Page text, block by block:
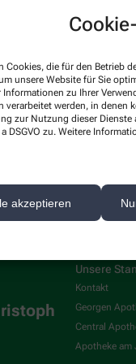
Cookies, die für den Betrieb
unsere Website für Sie
Informationen zu Ihrer
verarbeitet werden, in denen
zur Nutzung dieser Dienste
DSGVO zu. Weitere
akzeptieren
Unsere
Kontakt
Georgen
Central
Apotheke am